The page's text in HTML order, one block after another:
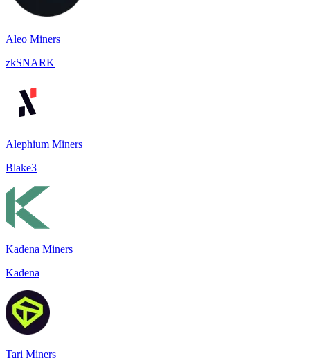
Aleo Miners
zkSNARK
Alephium Miners
Blake3
Kadena Miners
Kadena
Tari Miners